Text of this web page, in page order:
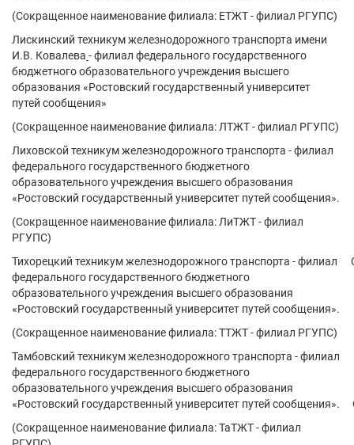
(Сокращенное наименование филиала: ЕТЖТ - филиал РГУПС)
Лискинский техникум железнодорожного транспорта имени
И.В. Ковалева - филиал федерального государственного
бюджетного образовательного учреждения высшего
образования «Ростовский государственный университет
путей сообщения»
(Сокращенное наименование филиала: ЛТЖТ - филиал РГУПС)
Лиховской техникум железнодорожного транспорта - филиал
федерального государственного бюджетного
образовательного учреждения высшего образования
«Ростовский государственный университет путей сообщения».
(Сокращенное наименование филиала: ЛиТЖТ - филиал
РГУПС)
Тихорецкий техникум железнодорожного транспорта - филиал
федерального государственного бюджетного
образовательного учреждения высшего образования
«Ростовский государственный университет путей сообщения».
(Сокращенное наименование филиала: ТТЖТ - филиал РГУПС)
Тамбовский техникум железнодорожного транспорта - филиал
федерального государственного бюджетного
образовательного учреждения высшего образования
«Ростовский государственный университет путей сообщения».
(Сокращенное наименование филиала: ТаТЖТ - филиал